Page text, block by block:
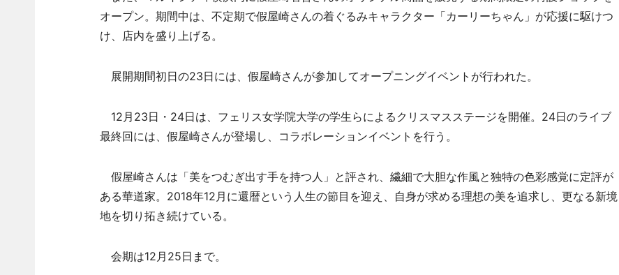
オープン。期間中は、不定期で假屋崎さんの着ぐるみキャラクター「カーリーちゃん」が応援に駆けつ
け、店内を盛り上げる。
展開期間初日の23日には、假屋崎さんが参加してオープニングイベントが行われた。
12月23日・24日は、フェリス女学院大学の学生らによるクリスマスステージを開催。24日のライブ
最終回には、假屋崎さんが登場し、コラボレーションイベントを行う。
假屋崎さんは「美をつむぎ出す手を持つ人」と評され、繊細で大胆な作風と独特の色彩感覚に定評が
ある華道家。2018年12月に還暦という人生の節目を迎え、自身が求める理想の美を追求し、更なる新境
地を切り拓き続けている。
会期は12月25日まで。